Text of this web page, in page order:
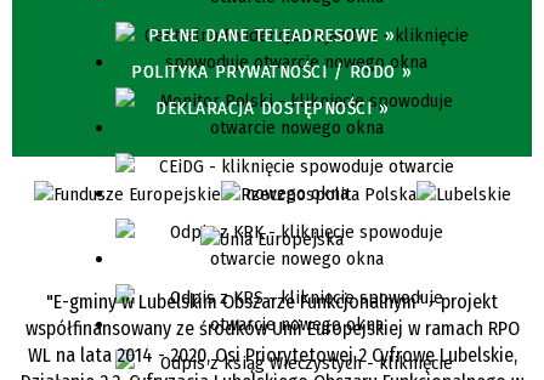
PEŁNE DANE TELEADRESOWE »
POLITYKA PRYWATNOŚCI / RODO »
DEKLARACJA DOSTĘPNOŚCI »
"E-gminy w Lubelskim Obszarze Funkcjonalnym" - projekt
współfinansowany ze środków Unii Europejskiej w ramach RPO
WL na lata 2014 - 2020, Osi Priorytetowej 2 Cyfrowe Lubelskie,